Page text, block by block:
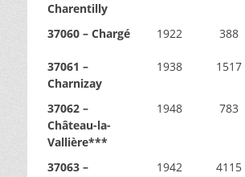
Charentilly
37060 – Chargé 1922 388
37061 –
Charnizay
1938 1517
37062 –
Château-la-
Vallière***
1948 783
37063 –
1942 4115